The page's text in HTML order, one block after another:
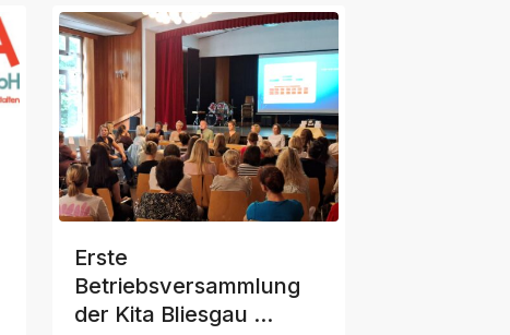
Erste
Betriebsversammlung
der Kita Bliesgau ...